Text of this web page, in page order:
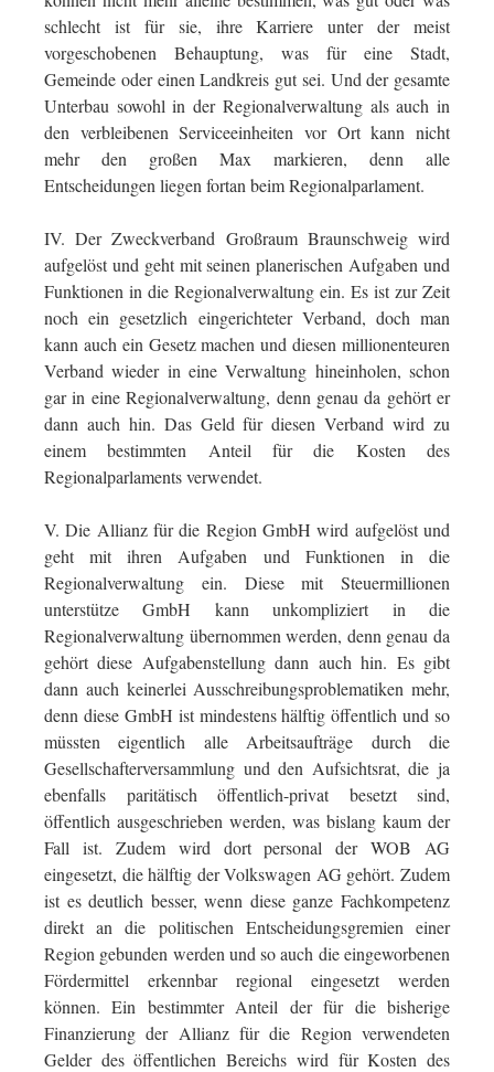
schlecht ist für sie, ihre Karriere unter der meist
vorgeschobenen Behauptung, was für eine Stadt,
Gemeinde oder einen Landkreis gut sei. Und der gesamte
Unterbau sowohl in der Regionalverwaltung als auch in
den verbleibenen Serviceeinheiten vor Ort kann nicht
mehr den großen Max markieren, denn alle
Entscheidungen liegen fortan beim Regionalparlament.
IV. Der Zweckverband Großraum Braunschweig wird
aufgelöst und geht mit seinen planerischen Aufgaben und
Funktionen in die Regionalverwaltung ein. Es ist zur Zeit
noch ein gesetzlich eingerichteter Verband, doch man
kann auch ein Gesetz machen und diesen millionenteuren
Verband wieder in eine Verwaltung hineinholen, schon
gar in eine Regionalverwaltung, denn genau da gehört er
dann auch hin. Das Geld für diesen Verband wird zu
einem bestimmten Anteil für die Kosten des
Regionalparlaments verwendet.
V. Die Allianz für die Region GmbH wird aufgelöst und
geht mit ihren Aufgaben und Funktionen in die
Regionalverwaltung ein. Diese mit Steuermillionen
unterstütze GmbH kann unkompliziert in die
Regionalverwaltung übernommen werden, denn genau da
gehört diese Aufgabenstellung dann auch hin. Es gibt
dann auch keinerlei Ausschreibungsproblematiken mehr,
denn diese GmbH ist mindestens hälftig öffentlich und so
müssten eigentlich alle Arbeitsaufträge durch die
Gesellschafterversammlung und den Aufsichtsrat, die ja
ebenfalls paritätisch öffentlich-privat besetzt sind,
öffentlich ausgeschrieben werden, was bislang kaum der
Fall ist. Zudem wird dort personal der WOB AG
eingesetzt, die hälftig der Volkswagen AG gehört. Zudem
ist es deutlich besser, wenn diese ganze Fachkompetenz
direkt an die politischen Entscheidungsgremien einer
Region gebunden werden und so auch die eingeworbenen
Fördermittel erkennbar regional eingesetzt werden
können. Ein bestimmter Anteil der für die bisherige
Finanzierung der Allianz für die Region verwendeten
Gelder des öffentlichen Bereichs wird für Kosten des